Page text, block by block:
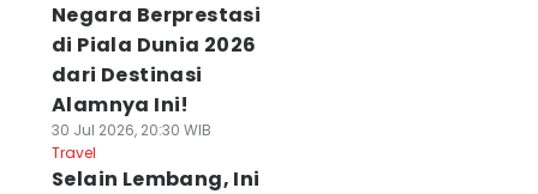
Negara Berprestasi
di Piala Dunia 2026
dari Destinasi
Alamnya Ini!
30 Jul 2026, 20:30 WIB
Travel
Selain Lembang, Ini